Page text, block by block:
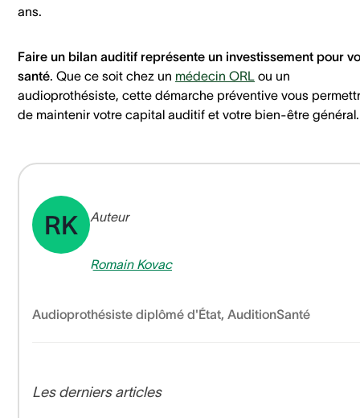
ans.
Faire un bilan auditif représente un investissement pour
santé. Que ce soit chez un médecin ORL ou un
audioprothésiste, cette démarche préventive vous
de maintenir votre capital auditif et votre bien-être général.
RK Auteur
Romain Kovac
Audioprothésiste diplômé d'État, AuditionSanté
Les derniers articles